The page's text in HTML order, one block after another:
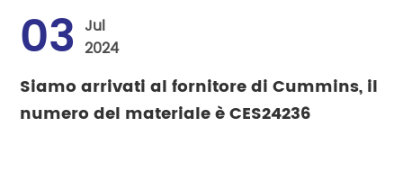
03 Jul
2024
Siamo arrivati al fornitore di Cummins, il
numero del materiale è CES24236